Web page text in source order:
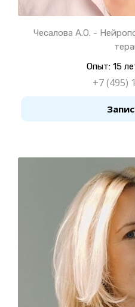
Чесалова А.O. -
Опыт: 15
+7 (495)